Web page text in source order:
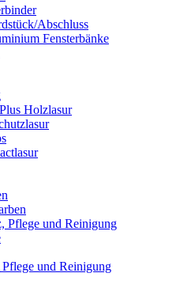
Abschluss
Fensterbänke
Holzlasur
Pflege und Reinigung
und Reinigung